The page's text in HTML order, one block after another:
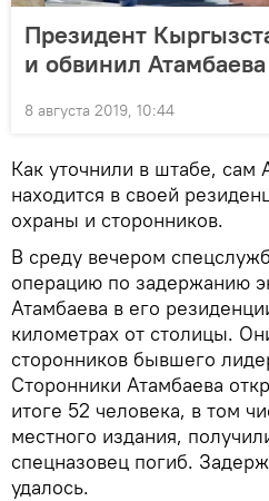
Президент
и обвинил Атамбаева
8 августа 2019, 10:44
Как уточнили в штабе,
находится в своей
охраны и сторонников.
В среду вечером
операцию по задержанию
Атамбаева в его
километрах от столицы.
сторонников бывшего
Сторонники Атамбаева
итоге 52 человека, в том
местного издания,
спецназовец погиб.
удалось.